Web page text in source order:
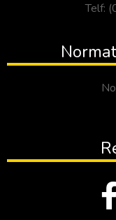
Telf: